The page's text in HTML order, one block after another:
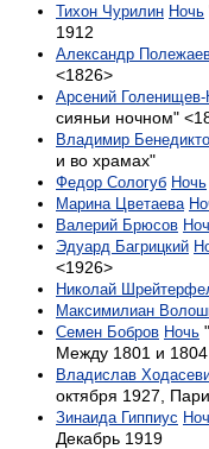
Тихон Чурилин Ночь
1912
Александр
<1826>
Арсений Голенищев-
сияньи ночном"
Владимир
и во храмах"
Федор Сологуб Ночь
Марина Цветаева
Валерий Брюсов
Эдуард Багрицкий
<1926>
Николай
Максимилиан
Семен Бобров Ночь
Между 1801 и 1804
Владислав
октября 1927,
Зинаида Гиппиус
Декабрь 1919